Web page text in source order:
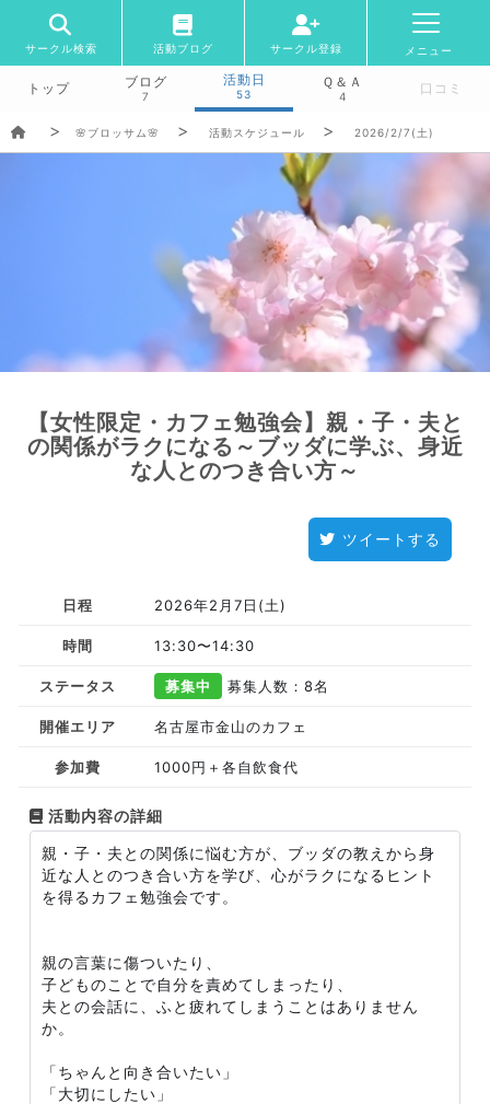
サークル検索 活動ブログ サークル登録 メニュー
トップ ブログ
7
活動日
53
Ｑ＆Ａ
4 口コミ
🌸ブロッサム🌸 活動スケジュール 2026/2/7(土)
【女性限定・カフェ勉強会】親・子・夫と
の関係がラクになる～ブッダに学ぶ、身近
な人とのつき合い方～
ツイートする
日程 2026年2月7日(土)
時間 13:30〜14:30
ステータス 募集中 募集人数：8名
開催エリア 名古屋市金山のカフェ
参加費 1000円＋各自飲食代
活動内容の詳細
親・子・夫との関係に悩む方が、ブッダの教えから身
近な人とのつき合い方を学び、心がラクになるヒント
を得るカフェ勉強会です。
親の言葉に傷ついたり、
子どものことで自分を責めてしまったり、
夫との会話に、ふと疲れてしまうことはありません
か。
「ちゃんと向き合いたい」
「大切にしたい」